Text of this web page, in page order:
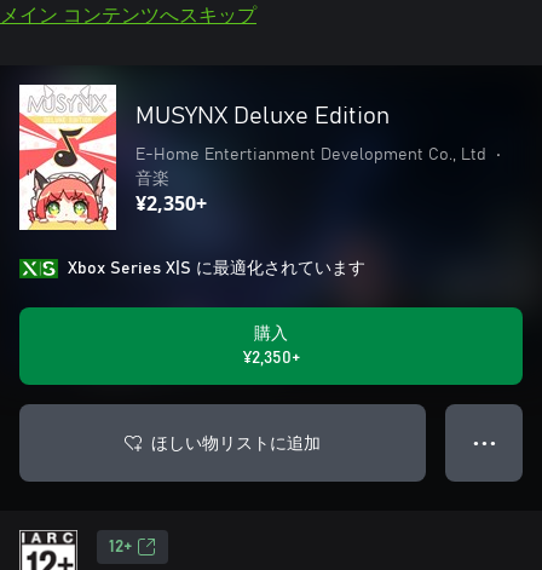
メイン コンテンツへスキップ
MUSYNX Deluxe Edition
E-Home Entertianment Development Co., Ltd
•
音楽
¥2,350+
Xbox Series X|S に最適化されています
購入
¥2,350+
ほしい物リストに追加 ● ● ●
12+